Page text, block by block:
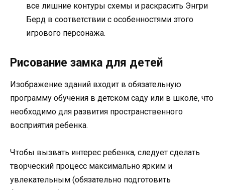
все лишние контуры схемы и раскрасить Энгри
Берд в соответствии с особенностями этого
игрового персонажа.
Рисование замка для детей
Изображение зданий входит в обязательную
программу обучения в детском саду или в школе, что
необходимо для развития пространственного
восприятия ребенка.
Чтобы вызвать интерес ребенка, следует сделать
творческий процесс максимально ярким и
увлекательным (обязательно подготовить